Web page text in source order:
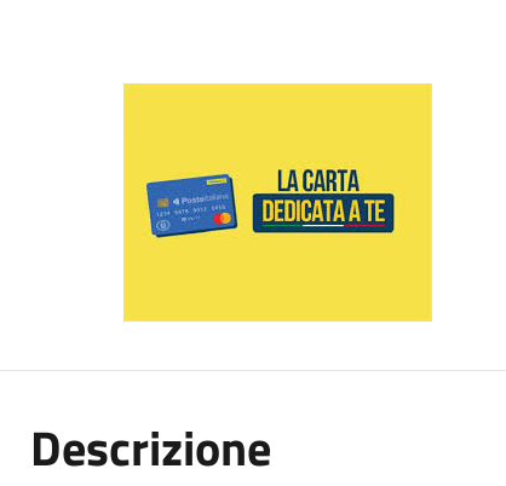
Descrizione